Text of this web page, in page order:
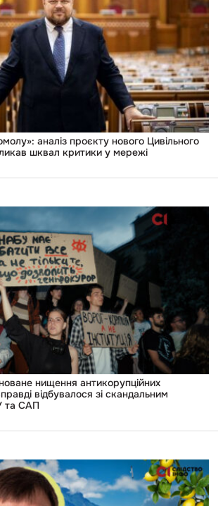
аналіз проєкту нового Цивільного
шквал критики у мережі
нищення антикорупційних
відбувалося зі скандальним
та САП